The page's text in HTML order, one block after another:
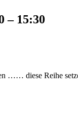
– 15:30
…… diese Reihe